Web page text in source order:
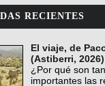
RECIENTES
El viaje, de
(Astiberri, 2026)
¿Por qué son tan
importantes las